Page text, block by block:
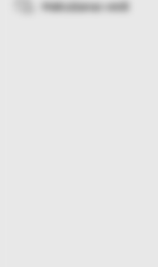
Maksāšanas veidi